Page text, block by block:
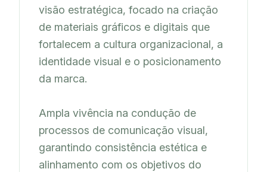
visão estratégica, focado na criação
de materiais gráficos e digitais que
fortalecem a cultura organizacional, a
identidade visual e o posicionamento
da marca.
Ampla vivência na condução de
processos de comunicação visual,
garantindo consistência estética e
alinhamento com os objetivos do